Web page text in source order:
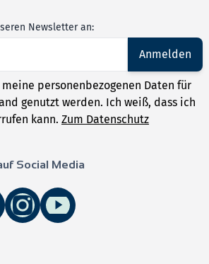
das Mathe-Abitur in Thüringen
ab:
Elementare Funktionen und
Ableitung, Elemente der
unbestimmtes Integral,
Newsletter an:
Anmelden
personenbezogenen Daten für
genutzt werden. Ich weiß, dass ich
kann. Zum Datenschutz
Social Media